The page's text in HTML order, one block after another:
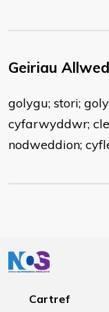
Geiriau
golygu; stori;
cyfarwyddwr;
nodweddion;
Cartref